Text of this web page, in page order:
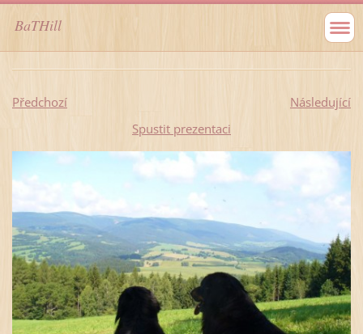
BaTHill
Předchozí
Následující
Spustit prezentaci